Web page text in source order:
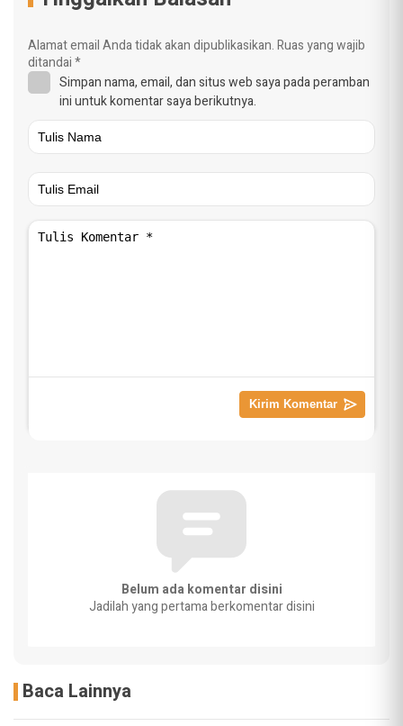
Alamat email Anda tidak akan dipublikasikan.Ruas yang wajib
ditandai*
Simpan nama, email, dan situs web saya pada peramban
ini untuk komentar saya berikutnya.
Belum ada komentar disini
Jadilah yang pertama berkomentar disini
Baca Lainnya